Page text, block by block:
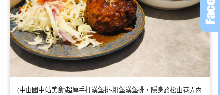
(中山國中站美食)超厚手打漢堡排-粗堡漢堡排，隱身於松山巷弄內